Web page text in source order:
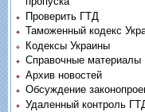
Проверить ГТД
Таможенный кодекс
Кодексы Украины
Справочные материалы
Архив новостей
Обсуждение
Удаленный контроль